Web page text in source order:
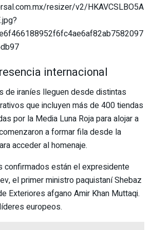
resizer/v2/HKAVCSLBO5A
internacional
de iraníes lleguen desde distintas
que incluyen más de 400 tiendas
por la Media Luna Roja para alojar a
a formar fila desde la
acceder al homenaje.
confirmados están el expresidente
el primer ministro paquistaní Shebaz
Exteriores afgano Amir Khan Muttaqi.
europeos.